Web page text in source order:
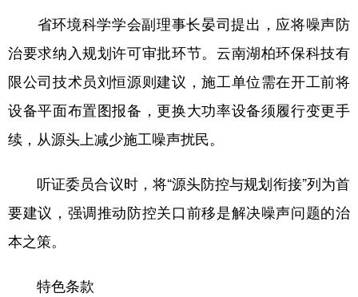
省环境科学学会副理事长晏司提出，应将噪声防
治要求纳入规划许可审批环节。云南湖柏环保科技有
限公司技术员刘恒源则建议，施工单位需在开工前将
设备平面布置图报备，更换大功率设备须履行变更手
续，从源头上减少施工噪声扰民。
听证委员合议时，将“源头防控与规划衔接”列为首
要建议，强调推动防控关口前移是解决噪声问题的治
本之策。
特色条款